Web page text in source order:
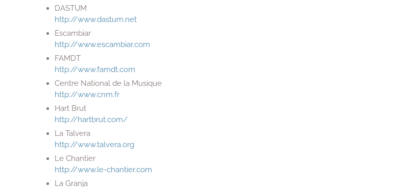
DASTUM
http://www.dastum.net
Escambiar
http://www.escambiar.com
FAMDT
http://www.famdt.com
Centre National de la Musique
http://www.cnm.fr
Hart Brut
http://hartbrut.com/
La Talvera
http://www.talvera.org
Le Chantier
http://www.le-chantier.com
La Granja